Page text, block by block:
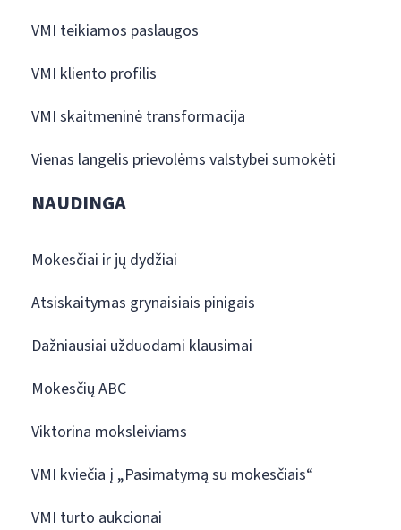
VMI teikiamos paslaugos
VMI kliento profilis
VMI skaitmeninė transformacija
Vienas langelis prievolėms valstybei sumokėti
NAUDINGA
Mokesčiai ir jų dydžiai
Atsiskaitymas grynaisiais pinigais
Dažniausiai užduodami klausimai
Mokesčių ABC
Viktorina moksleiviams
VMI kviečia į „Pasimatymą su mokesčiais“
VMI turto aukcionai